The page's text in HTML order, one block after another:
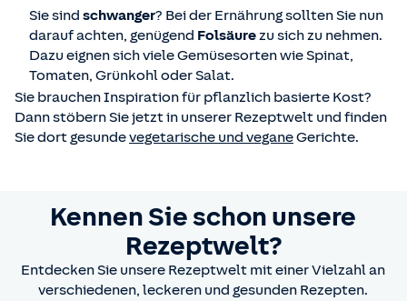
Sie sind schwanger? Bei der Ernährung sollten Sie nun
darauf achten, genügend Folsäurezu sich zu nehmen.
Dazu eignen sich viele Gemüsesorten wie Spinat,
Tomaten, Grünkohl oder Salat.
Sie brauchen Inspiration für pflanzlich basierte Kost?
Dann stöbern Sie jetzt in unserer Rezeptwelt und finden
Sie dort gesundevegetarische und veganeGerichte.
Kennen Sie schon unsere
Rezeptwelt?
Entdecken Sie unsere Rezeptwelt mit einer Vielzahl an
verschiedenen, leckeren und gesunden Rezepten.